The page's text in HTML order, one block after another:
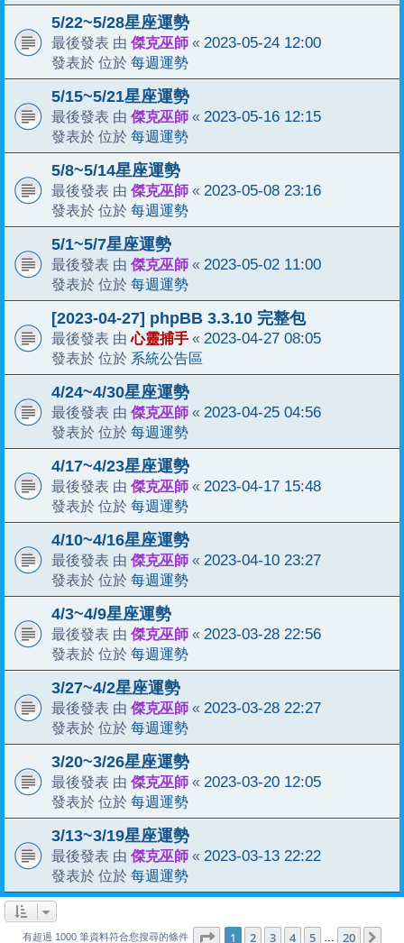
5/22~5/28星座運勢
最後發表 由 傑克巫師 « 2023-05-24 12:00
發表於 位於 每週運勢
5/15~5/21星座運勢
最後發表 由 傑克巫師 « 2023-05-16 12:15
發表於 位於 每週運勢
5/8~5/14星座運勢
最後發表 由 傑克巫師 « 2023-05-08 23:16
發表於 位於 每週運勢
5/1~5/7星座運勢
最後發表 由 傑克巫師 « 2023-05-02 11:00
發表於 位於 每週運勢
[2023-04-27] phpBB 3.3.10 完整包
最後發表 由心靈捕手 « 2023-04-27 08:05
發表於 位於 系統公告區
4/24~4/30星座運勢
最後發表 由 傑克巫師 « 2023-04-25 04:56
發表於 位於 每週運勢
4/17~4/23星座運勢
最後發表 由 傑克巫師 « 2023-04-17 15:48
發表於 位於 每週運勢
4/10~4/16星座運勢
最後發表 由 傑克巫師 « 2023-04-10 23:27
發表於 位於 每週運勢
4/3~4/9星座運勢
最後發表 由 傑克巫師 « 2023-03-28 22:56
發表於 位於 每週運勢
3/27~4/2星座運勢
最後發表 由 傑克巫師 « 2023-03-28 22:27
發表於 位於 每週運勢
3/20~3/26星座運勢
最後發表 由 傑克巫師 « 2023-03-20 12:05
發表於 位於 每週運勢
3/13~3/19星座運勢
最後發表 由 傑克巫師 « 2023-03-13 22:22
發表於 位於 每週運勢
有超過 1000 筆資料符合您搜尋的條件 第1 頁 (共 20頁)
1 2 3 4 5 20